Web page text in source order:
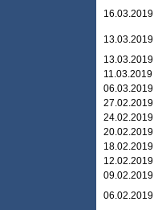
16.03.2019
13.03.2019
13.03.2019
11.03.2019
06.03.2019
27.02.2019
24.02.2019
20.02.2019
18.02.2019
12.02.2019
09.02.2019
06.02.2019